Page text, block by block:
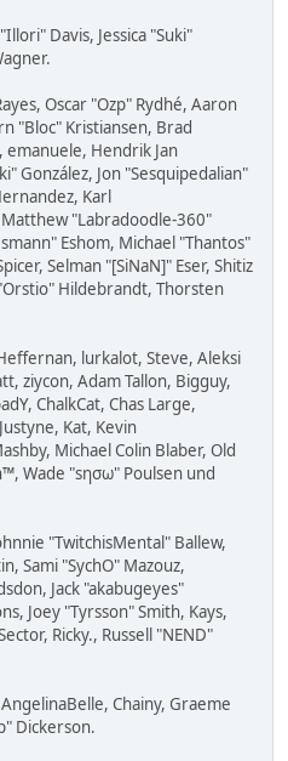
Davis, Jessica "Suki"
Oscar "Ozp" Rydhé, Aaron
"Bloc" Kristiansen, Brad
emanuele, Hendrik Jan
González, Jon "Sesquipedalian"
Karl
"Labradoodle-360"
Eshom, Michael "Thantos"
Selman "[SiNaN]" Eser, Shitiz
Hildebrandt, Thorsten
lurkalot, Steve, Aleksi
ziycon, Adam Tallon, Bigguy,
ChalkCat, Chas Large,
Kat, Kevin
Michael Colin Blaber, Old
Wade "sησω" Poulsen und
"TwitchisMental" Ballew,
Sami "SychO" Mazouz,
Jack "akabugeyes"
Joey "Tyrsson" Smith, Kays,
Ricky., Russell "NEND"
Chainy, Graeme
Dickerson.